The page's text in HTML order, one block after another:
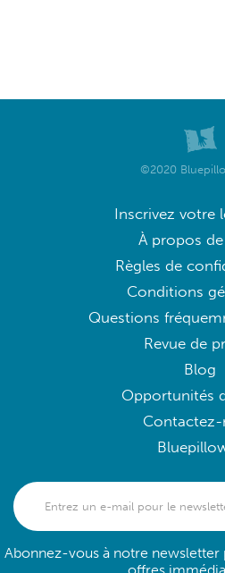
©2020
Inscrivez votre
À propos
Règles de
Conditions
Questions
Revue de
Blog
Opportunités
Abonnez-vous à notre
offres